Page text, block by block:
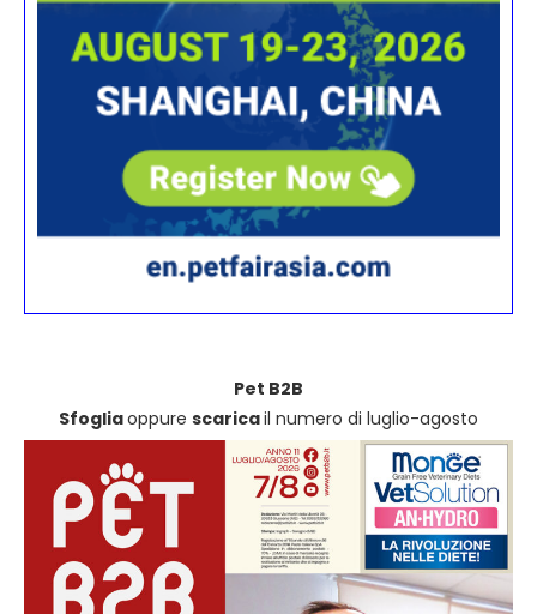
Pet B2B
Sfogliaoppure scaricail numero di luglio-agosto